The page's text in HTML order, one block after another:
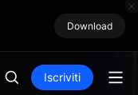
Download
Iscriviti